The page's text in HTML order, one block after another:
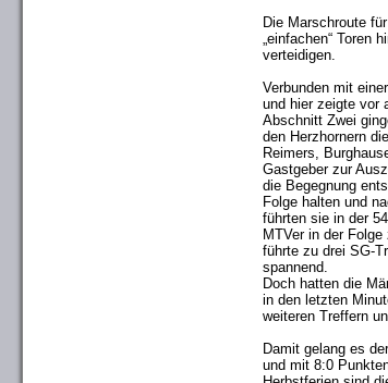
Die Marschroute
„einfachen“ Toren
verteidigen.
Verbunden mit
und hier zeigte vor
Abschnitt Zwei
den Herzhornern
Reimers,
Gastgeber zur
die Begegnung
Folge halten und
führten sie in der
MTVer in der
führte zu drei SG-
spannend.
Doch hatten die
in den letzten
weiteren Treffern
Damit gelang es
und mit 8:0